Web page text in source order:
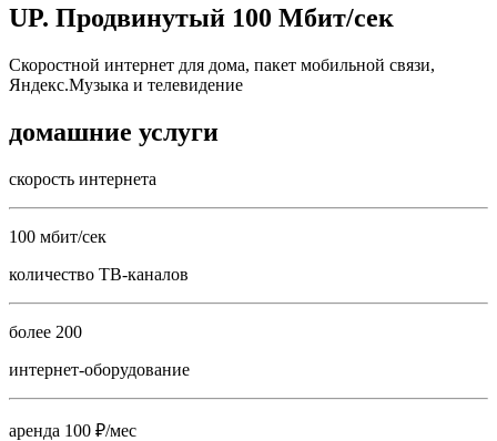
UP. Продвинутый 100 Мбит/сек
Скоростной интернет для дома, пакет мобильной связи,
Яндекс.Музыка и телевидение
домашние услуги
скорость интернета
100 мбит/сек
количество ТВ-каналов
более 200
интернет-оборудование
аренда 100 ₽/мес